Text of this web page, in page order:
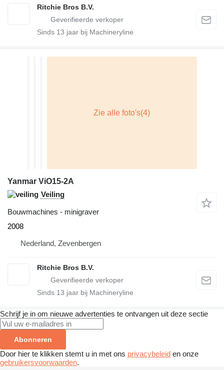
Ritchie Bros B.V.
Sinds 13 jaar bij Machineryline
Yanmar ViO15-2A
Veiling
Bouwmachines - minigraver
2008
Nederland, Zevenbergen
Ritchie Bros B.V.
Sinds 13 jaar bij Machineryline
Schrijf je in om nieuwe advertenties te ontvangen uit deze sectie
Abonneren
Door hier te klikken stemt u in met ons privacybeleid en onze
gebruikersvoorwaarden.